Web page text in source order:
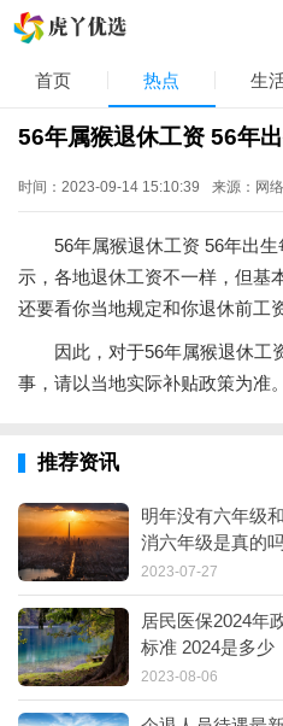
首页 热点 生
56年属猴退休工资 56年
时间：2023-09-14 15:10:39 来源：网络
56年属猴退休工资 56年出生
示，各地退休工资不一样，但基
还要看你当地规定和你退休前工
因此，对于56年属猴退休工
事，请以当地实际补贴政策为准。
推荐资讯
明年没有六年级
消六年级是真的
2023-07-27
居民医保2024年
标准 2024是多少
2023-08-06